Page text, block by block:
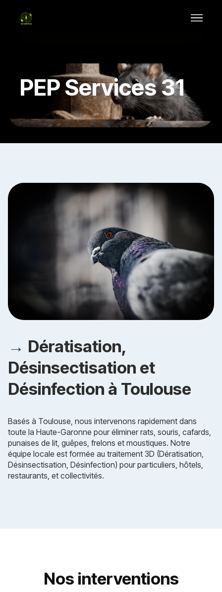
PEP Services 31
→ Dératisation,
Désinsectisation et
Désinfection à Toulouse
Basés à Toulouse, nous intervenons rapidement dans
toute la Haute-Garonne pour éliminer rats, souris, cafards,
punaises de lit, guêpes, frelons et moustiques. Notre
équipe locale est formée au traitement 3D (Dératisation,
Désinsectisation, Désinfection) pour particuliers, hôtels,
restaurants, et collectivités.
Nos interventions